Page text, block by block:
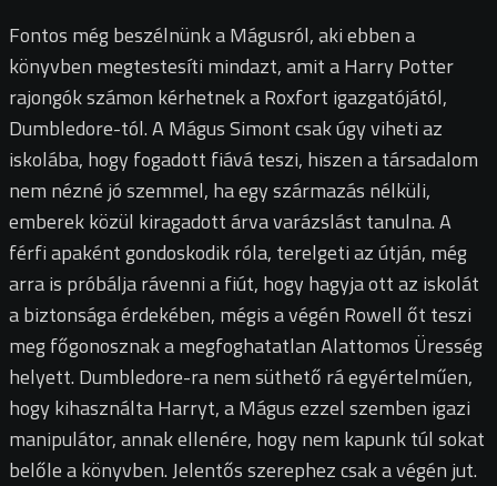
Fontos még beszélnünk a Mágusról, aki ebben a
könyvben megtestesíti mindazt, amit a Harry Potter
rajongók számon kérhetnek a Roxfort igazgatójától,
Dumbledore-tól. A Mágus Simont csak úgy viheti az
iskolába, hogy fogadott fiává teszi, hiszen a társadalom
nem nézné jó szemmel, ha egy származás nélküli,
emberek közül kiragadott árva varázslást tanulna. A
férfi apaként gondoskodik róla, terelgeti az útján, még
arra is próbálja rávenni a fiút, hogy hagyja ott az iskolát
a biztonsága érdekében, mégis a végén Rowell őt teszi
meg főgonosznak a megfoghatatlan Alattomos Üresség
helyett. Dumbledore-ra nem süthető rá egyértelműen,
hogy kihasználta Harryt, a Mágus ezzel szemben igazi
manipulátor, annak ellenére, hogy nem kapunk túl sokat
belőle a könyvben. Jelentős szerephez csak a végén jut.